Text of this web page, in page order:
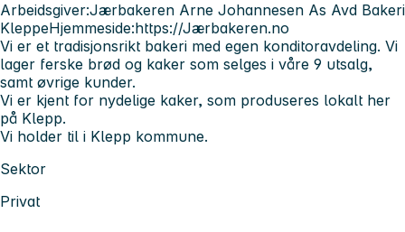
Arbeidsgiver:Jærbakeren Arne Johannesen As Avd Bakeri
KleppeHjemmeside:https://Jærbakeren.no
Vi er et tradisjonsrikt bakeri med egen konditoravdeling. Vi
lager ferske brød og kaker som selges i våre 9 utsalg,
samt øvrige kunder.
Vi er kjent for nydelige kaker, som produseres lokalt her
på Klepp.
Vi holder til i Klepp kommune.
Sektor
Privat